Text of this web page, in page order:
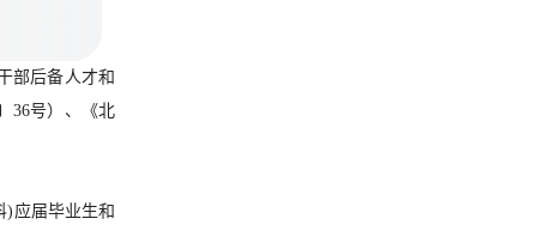
部后备人才和
36号）、《北
)应届毕业生和